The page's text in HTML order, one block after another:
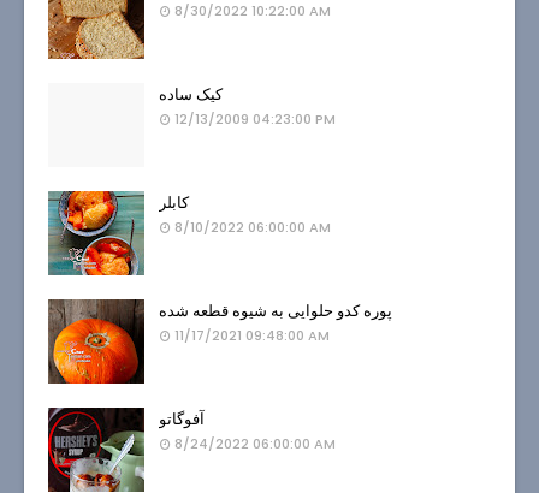
8/30/2022 10:22:00 AM
کیک ساده
12/13/2009 04:23:00 PM
کابلر
8/10/2022 06:00:00 AM
پوره کدو حلوایی به شیوه قطعه شده
11/17/2021 09:48:00 AM
آفوگاتو
8/24/2022 06:00:00 AM